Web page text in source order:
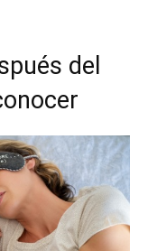
del